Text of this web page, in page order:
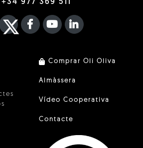
+34 977 369 511
TWITTER
FACEBOOK F
YOUTUBEFA LINKEDIN
Comprar Oli Oliva
Almàssera
Vídeo Cooperativa
Contacte